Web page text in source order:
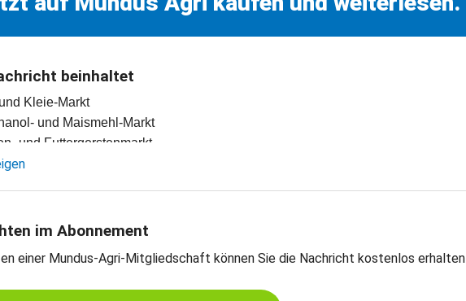
beinhaltet
Kleie-Markt
und Maismehl-Markt
und Futtergerstenmarkt
und Meinungen des Handels
zu verschiedenen Kassamärkten
- Körnermais - Süd-Oldenburg
im Abonnement
einer Mundus-Agri-Mitgliedschaft können Sie die Nachricht kostenlos erhalten